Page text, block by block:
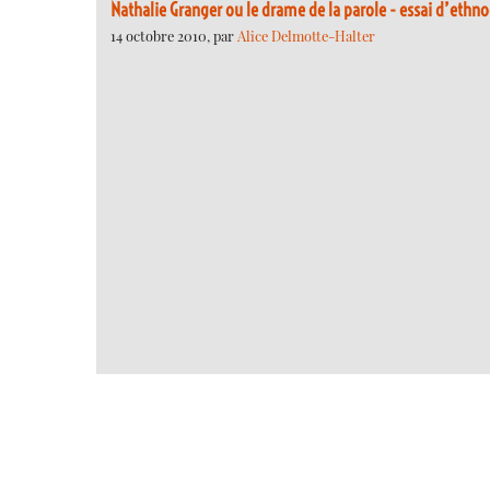
Nathalie Granger ou le drame de la parole - essai
14 octobre 2010, parAlice Delmotte-Halter